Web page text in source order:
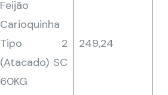
Feijão
Carioquinha
Tipo 2
(Atacado) SC
60KG
249,24